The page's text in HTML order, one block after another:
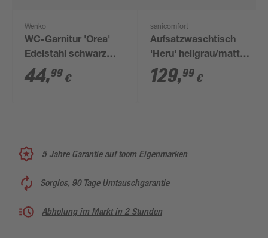
Wenko
WC-Garnitur 'Orea'
Edelstahl schwarz
matt
44,99 €
sanicomfort
Aufsatzwaschtisch
'Heru' hellgrau/matt
44 x 44 x 16,3 cm
129,99 €
5 Jahre Garantie auf toom Eigenmarken
Sorglos, 90 Tage Umtauschgarantie
Abholung im Markt in 2 Stunden